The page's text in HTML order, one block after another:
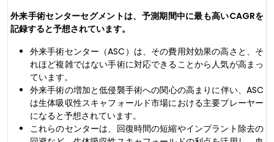
外来手術センターセグメントは、予測期間中に最も高いCAGRを
記録すると予想されています。
外来手術センター（ASC）は、その費用対効果の高さと、そ
れほど複雑ではない手術に対応できることから人気が高まっ
ています。
外来手術の増加と低侵襲手術への関心の高まりに伴い、ASC
は生体吸収性スキャフォールド市場における主要プレーヤー
になると予想されています。
これらのセンターは、回復時間の短縮やインプラント除去の